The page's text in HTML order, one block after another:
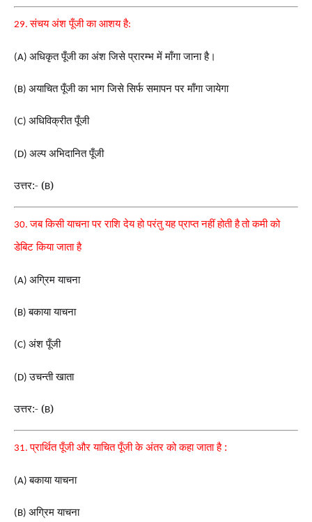
29.संचय अंश पूँजी का आशय है:
(A) अधिकृत पूँजी का अंश जिसे प्रारम्भ में माँगा जाना है।
(B) अयाचित पूँजी का भाग जिसे सिर्फ समापन पर माँगा जायेगा
(C) अधिविक्रीत पूँजी
(D) अल्प अभिदानित पूँजी
उत्तर:- (B)
30.जब किसी याचना पर राशि देय हो परंतु यह प्राप्त नहीं होती हैतो कमी को
डेबिट किया जाता है
(A) अग्रिम याचना
(B)बकाया याचना
(C) अंश पूँजी
(D)उचन्ती खाता
उत्तर:- (B)
31.प्रार्थित पूँजी और याचित पूँजी के अंतर को कहा जाता है :
(A)बकाया याचना
(B) अग्रिम याचना